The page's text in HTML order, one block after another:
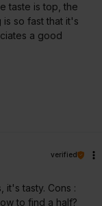
taste is top, the
so fast that it's
a good
verified
it's tasty. Cons :
to find a half?